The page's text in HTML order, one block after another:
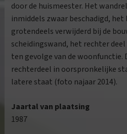
door de huismeester. Het
inmiddels zwaar beschadigd, het
grotendeels verwijderd bij de
scheidingswand, het rechter
ten gevolge van de woonfunctie.
rechterdeel in oorspronkelijke
latere staat (foto najaar 2014).
Jaartal van plaatsing
1987